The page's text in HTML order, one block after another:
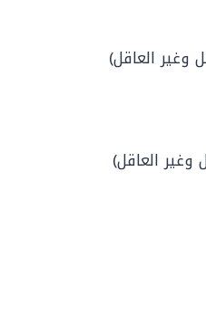
وغير العاقل)
وغير العاقل)